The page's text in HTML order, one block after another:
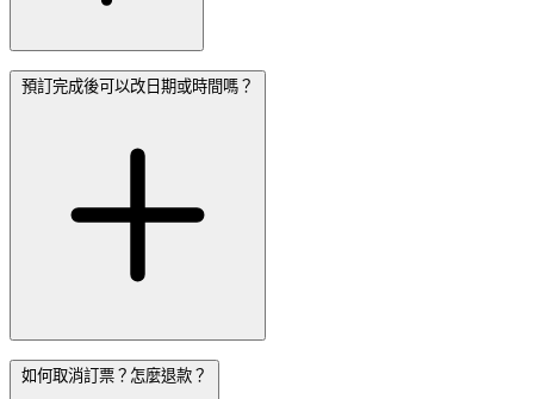
預訂完成後可以改日期或時間嗎？
如何取消訂票？怎麼退款？